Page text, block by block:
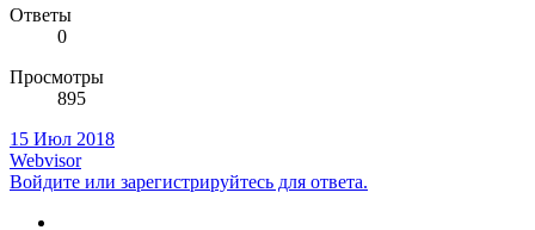
Ответы
0
Просмотры
895
15 Июл 2018
Webvisor
Войдите или зарегистрируйтесь для ответа.